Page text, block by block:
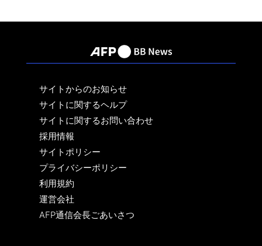
サイトからのお知らせ
サイトに関するヘルプ
サイトに関するお問い合わせ
採用情報
サイトポリシー
プライバシーポリシー
利用規約
運営会社
AFP通信会長ごあいさつ